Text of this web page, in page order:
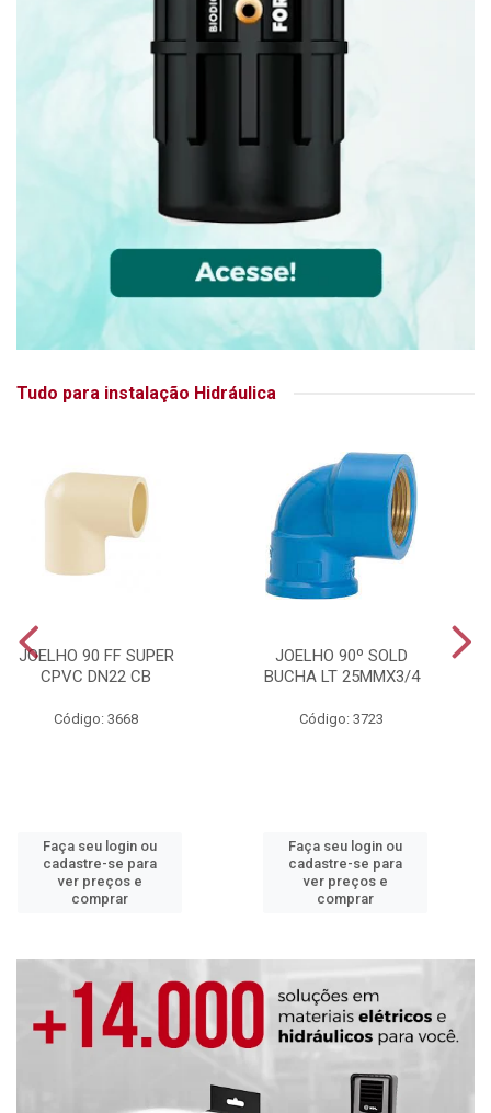
Tudo para instalação Hidráulica
JOELHO 90 FF SUPER
CPVC DN22 CB
Código: 3668
Faça seu login ou
cadastre-se para
ver preços e
comprar
JOELHO 90º SOLD
BUCHA LT 25MMX3/4
Código: 3723
Faça seu login ou
cadastre-se para
ver preços e
comprar